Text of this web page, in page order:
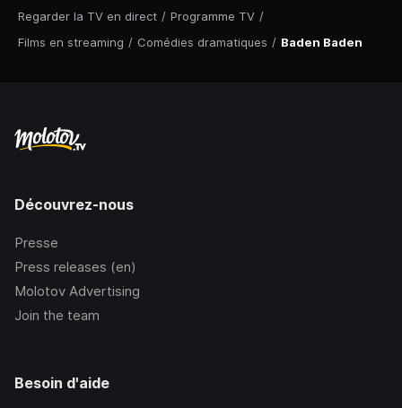
Regarder la TV en direct / Programme TV /
Films en streaming / Comédies dramatiques / Baden Baden
Découvrez-nous
Presse
Press releases (en)
Molotov Advertising
Join the team
Besoin d'aide